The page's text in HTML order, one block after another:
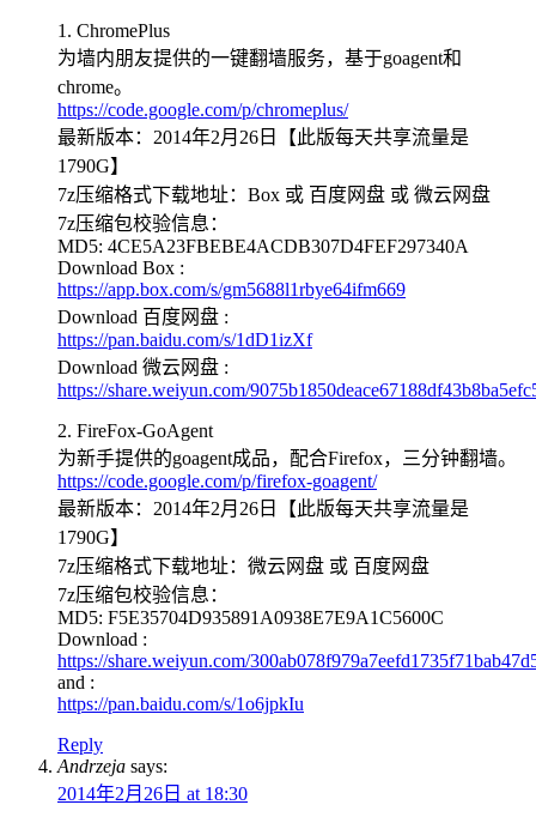
1. ChromePlus
为墙内朋友提供的一键翻墙服务，基于goagent和
chrome。
https://code.google.com/p/chromeplus/
最新版本：2014年2月26日【此版每天共享流量是
1790G】
7z压缩格式下载地址：Box 或 百度网盘 或 微云网盘
7z压缩包校验信息：
MD5: 4CE5A23FBEBE4ACDB307D4FEF297340A
Download Box :
https://app.box.com/s/gm5688l1rbye64ifm669
Download 百度网盘 :
https://pan.baidu.com/s/1dD1izXf
Download 微云网盘 :
https://share.weiyun.com/
2. FireFox-GoAgent
为新手提供的goagent成品，配合Firefox，三分钟翻墙。
https://code.google.com/p/firefox-goagent/
最新版本：2014年2月26日【此版每天共享流量是
1790G】
7z压缩格式下载地址：微云网盘 或 百度网盘
7z压缩包校验信息：
MD5: F5E35704D935891A0938E7E9A1C5600C
Download :
https://share.weiyun.com/
and :
https://pan.baidu.com/s/1o6jpkIu
Reply
Andrzeja says:
2014年2月26日 at 18:30